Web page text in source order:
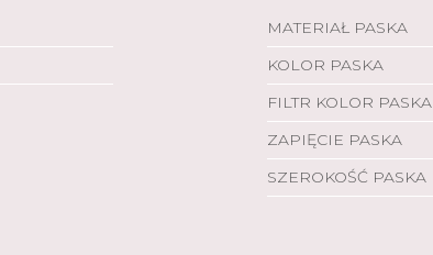
MATERIAŁ PASKA
KOLOR PASKA
FILTR KOLOR PASKA
ZAPIĘCIE PASKA
SZEROKOŚĆ PASKA